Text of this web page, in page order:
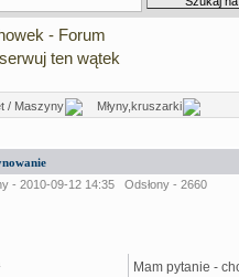
- Forum
ten wątek
/ Maszyny Młyny,kruszarki
- 2010-09-12 14:35
Odsłony - 2660
Mam pytanie -